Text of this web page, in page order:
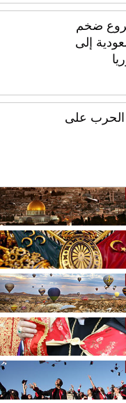
ضخم
إلى
على